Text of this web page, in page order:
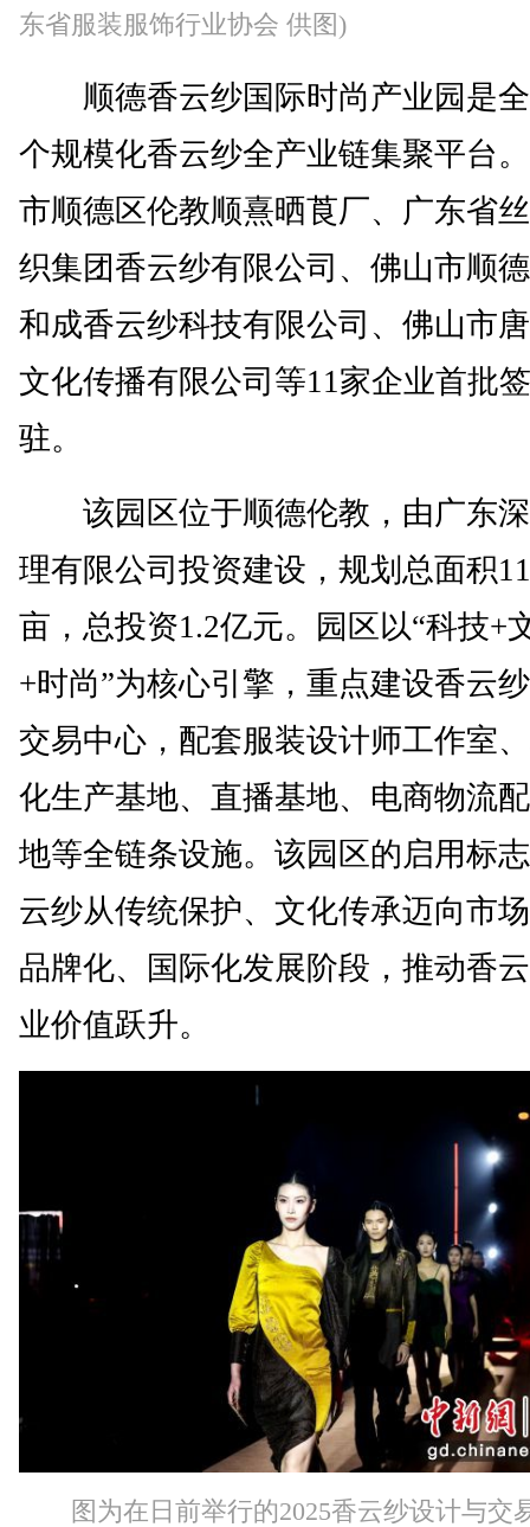
东省服装服饰行业协会 供图)
顺德香云纱国际时尚产业园是
个规模化香云纱全产业链集聚平台
市顺德区伦教顺熹晒莨厂、广东省
织集团香云纱有限公司、佛山市顺
和成香云纱科技有限公司、佛山市
文化传播有限公司等11家企业首批
驻。
该园区位于顺德伦教，由广东
理有限公司投资建设，规划总面积
亩，总投资1.2亿元。园区以“科技+
+时尚”为核心引擎，重点建设香云
交易中心，配套服装设计师工作室
化生产基地、直播基地、电商物流
地等全链条设施。该园区的启用标
云纱从传统保护、文化传承迈向市
品牌化、国际化发展阶段，推动香
业价值跃升。
图为在日前举行的2025香云纱设计与交